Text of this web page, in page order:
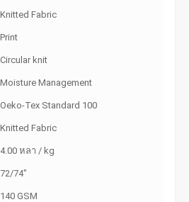
Knitted Fabric
Print
Circular knit
Moisture Management
Oeko-Tex Standard 100
Knitted Fabric
4.00 หลา / kg
72/74"
140 GSM